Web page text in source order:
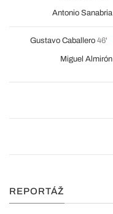
Antonio Sanabria
Gustavo Caballero 46'
Miguel Almirón
REPORTÁŽ